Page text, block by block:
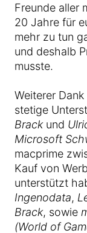
Freunde aller
20 Jahre für
mehr zu tun
und deshalb
musste.
Weiterer
stetige
Brackund
Microsoft
macprime
Kauf von
unterstützt
Ingenodata,
Brack, sowie
(World of